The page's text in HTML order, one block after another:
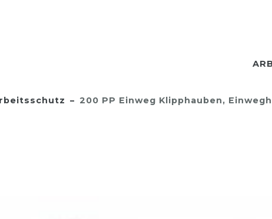
200 PP Einweg Klipphauben,